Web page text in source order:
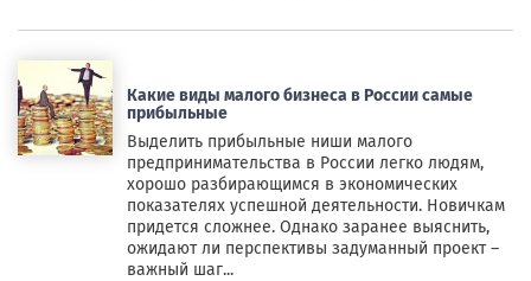
Какие виды малого бизнеса в России самые
прибыльные
Выделить прибыльные ниши малого
предпринимательства в России легко людям,
хорошо разбирающимся в экономических
показателях успешной деятельности. Новичкам
придется сложнее. Однако заранее выяснить,
ожидают ли перспективы задуманный проект –
важный шаг...